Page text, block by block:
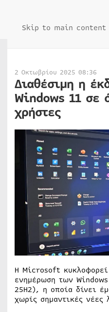
Skip to main content
2 Οκτωβρίου 2025 08:36
Διαθέσιμη η
Windows 11 σε
χρήστες
Η Microsoft
ενημέρωση των
25H2), η οποία δίνει
χωρίς σημαντικές νέες